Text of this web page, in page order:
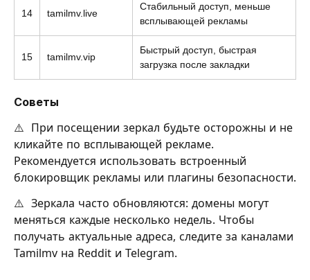
14 tamilmv.live
Стабильный доступ, меньше
всплывающей рекламы
15 tamilmv.vip
Быстрый доступ, быстрая
загрузка после закладки
Советы
⚠️ При посещении зеркал будьте осторожны и не
кликайте по всплывающей рекламе.
Рекомендуется использовать встроенный
блокировщик рекламы или плагины безопасности.
⚠️ Зеркала часто обновляются: домены могут
меняться каждые несколько недель. Чтобы
получать актуальные адреса, следите за каналами
Tamilmv на Reddit и Telegram.